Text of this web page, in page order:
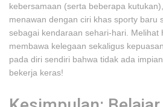
kebersamaan (serta beberapa
menawan dengan ciri khas sporty baru
sebagai kendaraan sehari-hari. Melihat
membawa kelegaan sekaligus
pada diri sendiri bahwa tidak ada
bekerja keras!